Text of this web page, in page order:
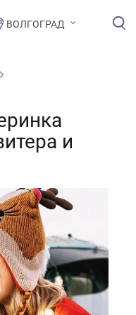
ВОЛГОГРАД
и